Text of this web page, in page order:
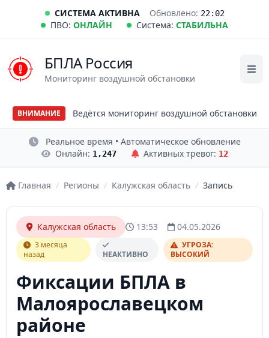
СИСТЕМА АКТИВНА Обновлено: 22:02
ПВО: ОНЛАЙН Система: СТАБИЛЬНА
БПЛА Россия
Мониторинг воздушной обстановки
ВНИМАНИЕ Ведётся мониторинг воздушной обстановки
Реальное время • Автоматическое обновление
Онлайн: 1,247 Активных тревог: 12
Главная / Регионы / Калужская область / Запись
Калужская область 13:53 04.05.2026
3 месяца
назад
НЕАКТИВНО
УГРОЗА:
ВЫСОКИЙ
Фиксации БПЛА в
Малоярославецком
районе